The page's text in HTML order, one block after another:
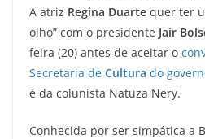
A atriz Regina Duarte quer ter
olho” com o presidente Jair
feira (20) antes de aceitar o
Secretaria de Cultura do
é da colunista Natuza Nery.
Conhecida por ser simpática a